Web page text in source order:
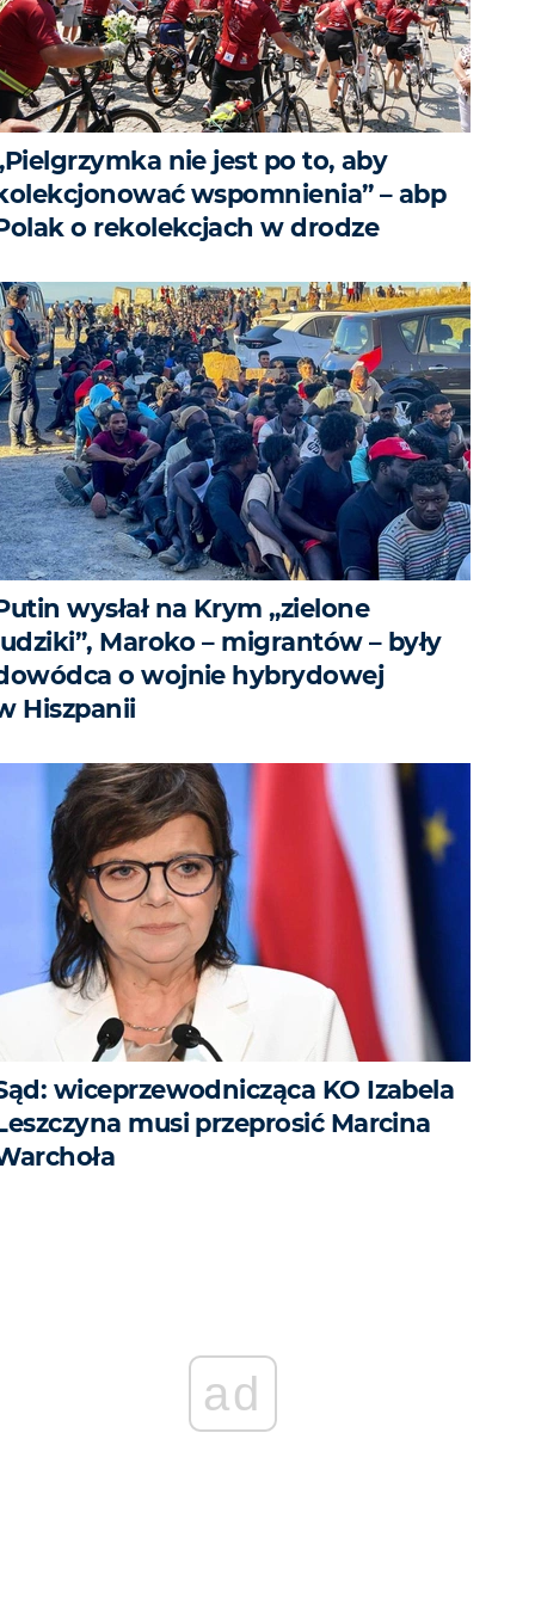
nie jest po to, aby
wspomnienia” – abp
o rekolekcjach w drodze
wysłał na Krym „zielone
Maroko – migrantów – były
o wojnie hybrydowej
Hiszpanii
wiceprzewodnicząca KO Izabela
musi przeprosić Marcina
ad